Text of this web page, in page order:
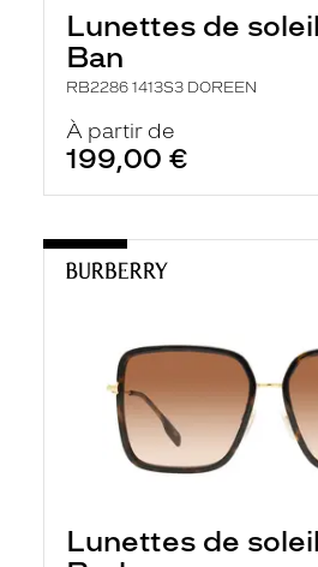
Lunettes de
Ban
RB2286 1413S3 DOREEN
À partir de
199,00 €
Lunettes de soleil